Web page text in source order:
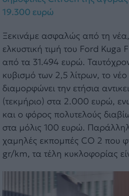
19.300 ευρώ
Ξεκινάμε ασφαλώς από τη
ελκυστική τιμή του Ford Kuga
από τα 31.494 ευρώ.
κυβισμό των 2,5 λίτρων, το
διαμορφώνει την ετήσια
(τεκμήριο) στα 2.000 ευρώ,
και ο φόρος πολυτελούς
στα μόλις 100 ευρώ.
χαμηλές εκπομπές CO 2 που
gr/km, τα τέλη κυκλοφορίας